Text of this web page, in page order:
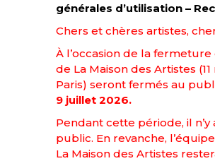
générales d’utilisation –
Chers et chères artistes,
À l’occasion de la
de La Maison des Artistes
Paris) seront fermés au
9 juillet 2026.
Pendant cette période, il n’y
public. En revanche,
La Maison des Artistes